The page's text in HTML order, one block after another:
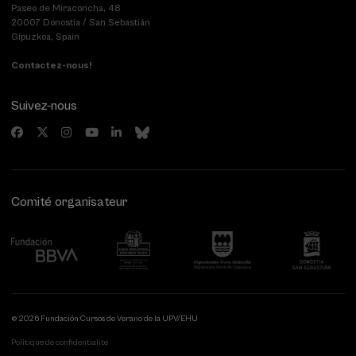
Paseo de Miraconcha, 48
20007 Donostia / San Sebastián
Gipuzkoa, Spain
Contactez-nous!
Suivez-nous
Comité organisateur
© 2026 Fundación Cursos de Verano de la UPV/EHU
Politique de confidentialité